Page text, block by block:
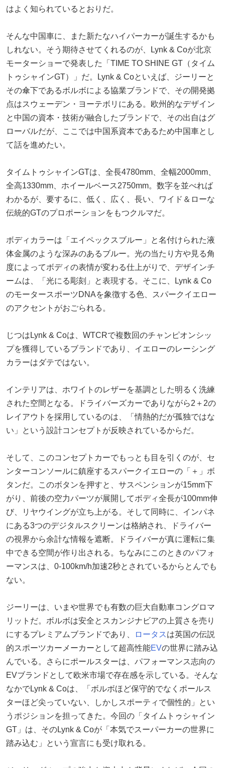
はよく知られているとおりだ。
そんな中国車に、また新たなハイパーカーが誕生するかも
しれない。そう期待させてくれるのが、Lynk & Coが北京
モーターショーで発表した「TIME TO SHINE GT（タイム
トゥシャインGT）」だ。Lynk & Coといえば、ジーリーと
その傘下であるボルボによる協業ブランドで、その開発拠
点はスウェーデン・ヨーテボリにある。欧州的なデザイン
と中国の資本・技術が融合したブランドで、その出自はグ
ローバルだが、ここでは中国系資本であるため中国車とし
て話を進めたい。
タイムトゥシャインGTは、全長4780mm、全幅2000mm、
全高1330mm、ホイールベース2750mm。数字を並べれば
わかるが、要するに、低く、広く、長い、ワイド＆ローな
伝統的GTのプロポーションをもつクルマだ。
ボディカラーは「エイペックスブルー」と名付けられた液
体金属のような深みのあるブルー。光の当たり方や見る角
度によってボディの表情が変わる仕上がりで、デザインチ
ームは、「光にる彫刻」と表現する。そこに、Lynk & Co
のモータースポーツDNAを象徴する色、スパークイエロー
のアクセントがおごられる。
じつはLynk & Coは、WTCRで複数回のチャンピオンシッ
プを獲得しているブランドであり、イエローのレーシング
カラーはダテではない。
インテリアは、ホワイトのレザーを基調とした明るく洗練
された空間となる。ドライバーズカーでありながら2＋2の
レイアウトを採用しているのは、「情熱的だが孤独ではな
い」という設計コンセプトが反映されているからだ。
そして、このコンセプトカーでもっとも目を引くのが、セ
ンターコンソールに鎮座するスパークイエローの「＋」ボ
タンだ。このボタンを押すと、サスペンションが15mm下
がり、前後の空力パーツが展開してボディ全長が100mm伸
び、リヤウイングが立ち上がる。そして同時に、インパネ
にある3つのデジタルスクリーンは格納され、ドライバー
の視界から余計な情報を遮断。ドライバーが真に運転に集
中できる空間が作り出される。ちなみにこのときのパフォ
ーマンスは、0-100km/h加速2秒とされているからとんでも
ない。
ジーリーは、いまや世界でも有数の巨大自動車コングロマ
リットだ。ボルボは安全とスカンジナビアの上質さを売り
にするプレミアムブランドであり、
ロータス は英国の伝説
的スポーツカーメーカーとして超高性能EVの世界に踏み込
んでいる。さらにポールスターは、パフォーマンス志向の
EVブランドとして欧米市場で存在感を示している。そんな
なかでLynk & Coは、「ボルボほど保守的でなくポールス
ターほど尖っていない、しかしスポーティで個性的」とい
うポジションを担ってきた。今回の「タイムトゥシャイン
GT」は、そのLynk & Coが「本気でスーパーカーの世界に
踏み込む」という宣言にも受け取れる。